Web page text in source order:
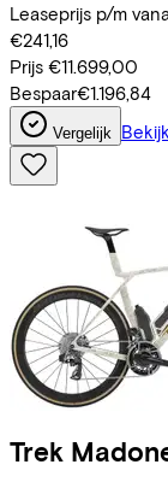
Leaseprijs p/m
€241,16
Prijs €11.699,00
Bespaar€1.196,84
Vergelijk Bekijk
Trek